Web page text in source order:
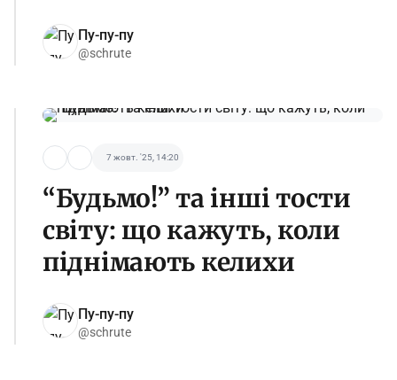
Пу-пу-пу
@schrute
7 жовт. '25, 14:20
“Будьмо!” та інші тости
світу: що кажуть, коли
піднімають келихи
Пу-пу-пу
@schrute